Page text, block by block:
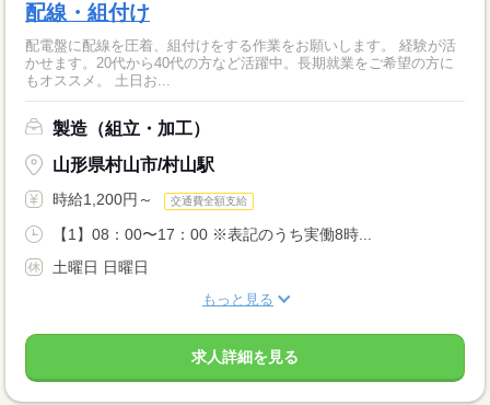
配線・組付け
配電盤に配線を圧着、組付けをする作業をお願いします。 経験が活
かせます。20代から40代の方など活躍中。長期就業をご希望の方に
もオススメ。 土日お...
製造（組立・加工）
山形県村山市/村山駅
時給1,200円～ 交通費全額支給
【1】08：00〜17：00 ※表記のうち実働8時...
土曜日 日曜日
もっと見る
求人詳細を見る